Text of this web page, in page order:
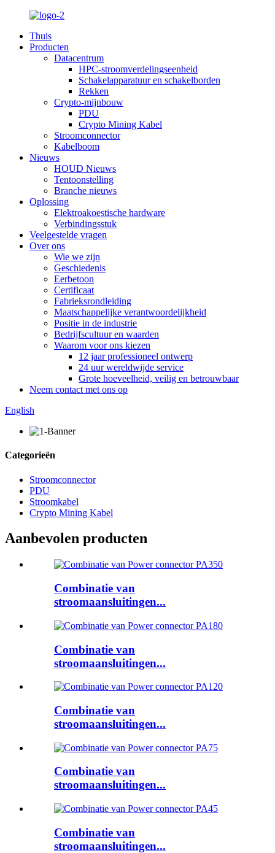
Thuis
Producten
Datacentrum
HPC-stroomverdelingseenheid
Schakelapparatuur en schakelborden
Rekken
Crypto-mijnbouw
PDU
Crypto Mining Kabel
Stroomconnector
Kabelboom
Nieuws
HOUD Nieuws
Tentoonstelling
Branche nieuws
Oplossing
Elektroakoestische hardware
Verbindingsstuk
Veelgestelde vragen
Over ons
Wie we zijn
Geschiedenis
Eerbetoon
Certificaat
Fabrieksrondleiding
Maatschappelijke verantwoordelijkheid
Positie in de industrie
Bedrijfscultuur en waarden
Waarom voor ons kiezen
12 jaar professioneel ontwerp
24 uur wereldwijde service
Grote hoeveelheid, veilig en betrouwbaar
Neem contact met ons op
English
Categorieën
Stroomconnector
PDU
Stroomkabel
Crypto Mining Kabel
Aanbevolen producten
Combinatie van
stroomaansluitingen...
Combinatie van
stroomaansluitingen...
Combinatie van
stroomaansluitingen...
Combinatie van
stroomaansluitingen...
Combinatie van
stroomaansluitingen...